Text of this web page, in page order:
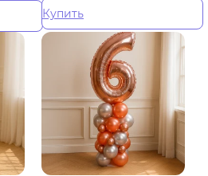
Купить